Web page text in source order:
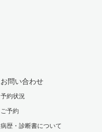
お問い合わせ
予約状況
ご予約
病歴・診断書について